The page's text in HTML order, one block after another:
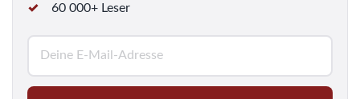
60 000+ Leser
M